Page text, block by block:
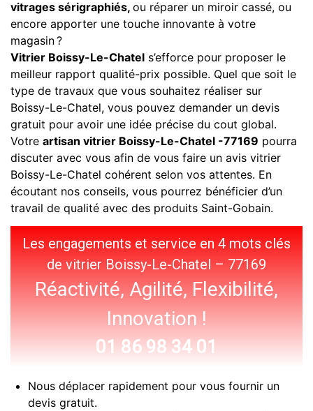
vitrages sérigraphiés, ou réparer un miroir cassé, ou
encore apporter une touche innovante à votre
magasin ?
Vitrier Boissy-Le-Chatel s’efforce pour proposer le
meilleur rapport qualité-prix possible. Quel que soit le
type de travaux que vous souhaitez réaliser sur
Boissy-Le-Chatel, vous pouvez demander un devis
gratuit pour avoir une idée précise du cout global.
Votre artisan vitrier Boissy-Le-Chatel -77169 pourra
discuter avec vous afin de vous faire un avis vitrier
Boissy-Le-Chatel cohérent selon vos attentes. En
écoutant nos conseils, vous pourrez bénéficier d’un
travail de qualité avec des produits Saint-Gobain.
Les engagements et service en 4 mots clés
de vitrier Boissy-Le-Chatel – 77169
Réactivité, Agilité, Flexibilité,
Innovation !
01 86 98 34 01
Nous déplacer rapidement pour vous fournir un
devis gratuit.